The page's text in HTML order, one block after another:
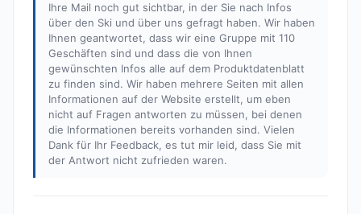
Ihre Mail noch gut sichtbar, in der Sie nach Infos
über den Ski und über uns gefragt haben. Wir haben
Ihnen geantwortet, dass wir eine Gruppe mit 110
Geschäften sind und dass die von Ihnen
gewünschten Infos alle auf dem Produktdatenblatt
zu finden sind. Wir haben mehrere Seiten mit allen
Informationen auf der Website erstellt, um eben
nicht auf Fragen antworten zu müssen, bei denen
die Informationen bereits vorhanden sind. Vielen
Dank für Ihr Feedback, es tut mir leid, dass Sie mit
der Antwort nicht zufrieden waren.